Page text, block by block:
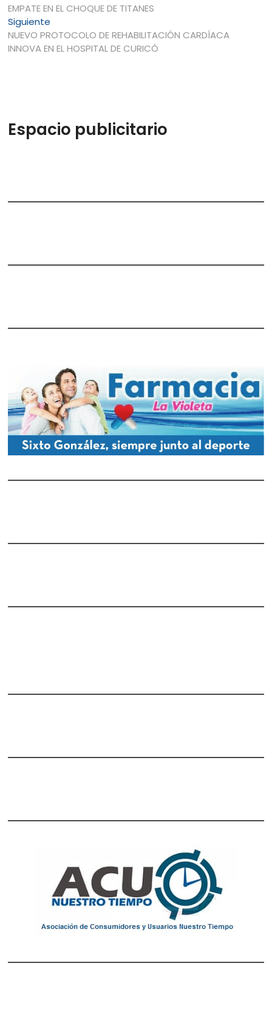
de
entradas
anterior:
EMPATE EN EL CHOQUE DE TITANES
Siguiente
siguiente:
NUEVO PROTOCOLO DE REHABILITACIÓN CARDÍACA
INNOVA EN EL HOSPITAL DE CURICÓ
Espacio publicitario